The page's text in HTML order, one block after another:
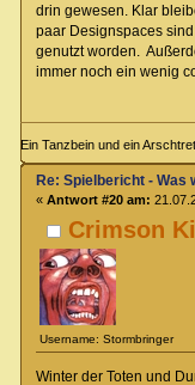
drin gewesen. Klar
paar Designspaces
genutzt worden.
immer noch ein wenig
Ein Tanzbein und ein
Crimson
Username: Stormbringer
Re: Spielbericht - Was
« Antwort #20 am:
Winter der Toten und